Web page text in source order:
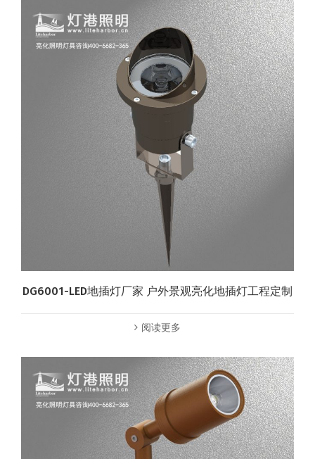
DG6001-LED地插灯厂家 户外景观亮化地插灯工程定制
阅读更多